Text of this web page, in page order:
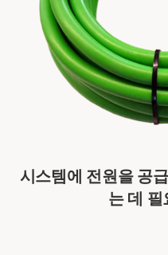
시스템에 전원을 공
는 데